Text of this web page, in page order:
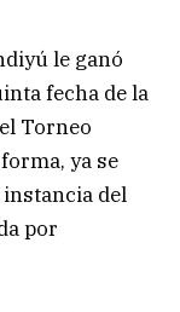
le ganó
fecha de la
Torneo
ya se
del
por